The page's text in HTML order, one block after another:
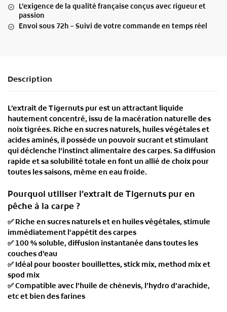
L’exigence de la qualité française conçus avec rigueur et
passion
Envoi sous 72h – Suivi de votre commande en temps réel
Description
L’extrait de Tigernuts purest unattractant liquide
hautement concentré, issu de la macération naturelle des
noix tigrées. Riche ensucres naturels, huiles végétales et
acides aminés, il possède un pouvoir sucrant et stimulant
qui déclenche l’instinct alimentaire des carpes. Sa diffusion
rapide et sasolubilité totale en font un allié de choix pour
toutes les saisons, même en eau froide.
Pourquoi utiliser l’extrait de Tigernuts pur en
pêche à la carpe ?
✅ Riche en sucres naturels et en huiles végétales, stimule
immédiatement l’appétit des carpes
✅100 % soluble, diffusion instantanée dans toutes les
couches d’eau
✅ Idéal pour booster bouillettes, stick mix, method mix et
spod mix
✅Compatible avec l’huile de chènevis, l’hydro d’arachide,
etc et bien des farines